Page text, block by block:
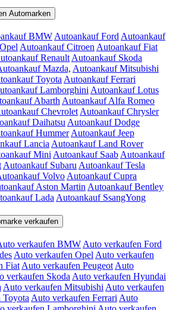
Automarken
BMW Autoankauf Ford Autoankauf
Autoankauf Citroen Autoankauf Fiat
Renault Autoankauf Skoda
Mazda, Autoankauf Mitsubishi
Toyota Autoankauf Ferrari
Lamborghini Autoankauf Lotus
Abarth Autoankauf Alfa Romeo
Chevrolet Autoankauf Chrysler
Daihatsu Autoankauf Dodge
Hummer Autoankauf Jeep
Lancia Autoankauf Land Rover
Mini Autoankauf Saab Autoankauf
Autoankauf Subaru Autoankauf Tesla
Volvo Autoankauf Cupra
Aston Martin Autoankauf Bentley
Lada Autoankauf SsangYong
verkaufen
verkaufen BMW Auto verkaufen Ford
Auto verkaufen Opel Auto verkaufen
Fiat Auto verkaufen Peugeot Auto
verkaufen Skoda Auto verkaufen Hyundai
Auto verkaufen Mitsubishi Auto verkaufen
Toyota Auto verkaufen Ferrari Auto